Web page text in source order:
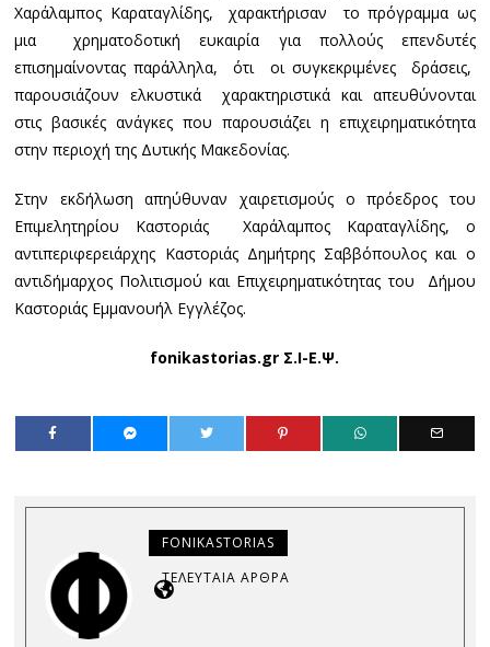
Χαράλαμπος Καραταγλίδης, χαρακτήρισαν το πρόγραμμα ως
μια χρηματοδοτική ευκαιρία για πολλούς επενδυτές
επισημαίνοντας παράλληλα, ότι οι συγκεκριμένες δράσεις,
παρουσιάζουν ελκυστικά χαρακτηριστικά και απευθύνονται
στις βασικές ανάγκες που παρουσιάζει η επιχειρηματικότητα
στην περιοχή της Δυτικής Μακεδονίας.
Στην εκδήλωση απηύθυναν χαιρετισμούς ο πρόεδρος του
Επιμελητηρίου Καστοριάς Χαράλαμπος Καραταγλίδης, ο
αντιπεριφερειάρχης Καστοριάς Δημήτρης Σαββόπουλος και ο
αντιδήμαρχος Πολιτισμού και Επιχειρηματικότητας του Δήμου
Καστοριάς Εμμανουήλ Εγγλέζος.
fonikastorias.gr Σ.Ι-Ε.Ψ.
FONIKASTORIAS
ΤΕΛΕΥΤΑΊΑ ΆΡΘΡΑ